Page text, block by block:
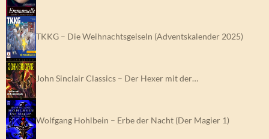
TKKG – Die Weihnachtsgeiseln (Adventskalender 2025)
John Sinclair Classics – Der Hexer mit der…
Wolfgang Hohlbein – Erbe der Nacht (Der Magier 1)